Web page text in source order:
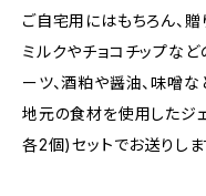
ご自宅用にはもちろん、贈
ミルクやチョコチップな
ーツ、酒粕や醤油、味噌な
地元の食材を使用したジ
各2個)セットでお送りしま